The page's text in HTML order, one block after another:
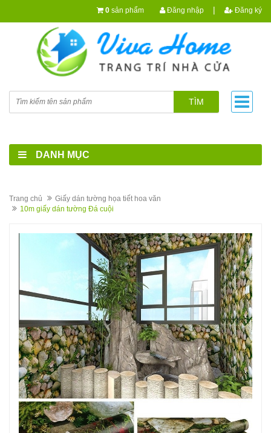
0 sản phẩm Đăng nhập | Đăng ký
TÌM
DANH MỤC
Trang chủ
Giấy dán tường họa tiết hoa văn
10m giấy dán tường Đá cuội